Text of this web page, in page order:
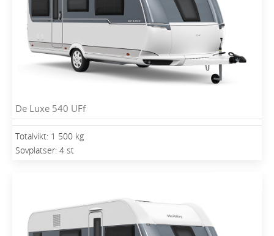
De Luxe 540 UFf
Totalvikt: 1 500 kg
Sovplatser: 4 st